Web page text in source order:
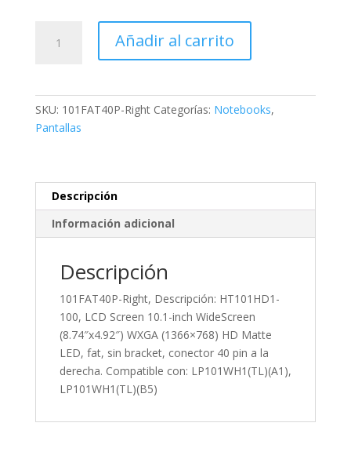
Right,
WideScreen
(8.74"x4.92")
WXGA
Matte
bracket,
conector
a
Añadir al carrito
SKU: 101FAT40P-Right Categorías: Notebooks,
Pantallas
Descripción
Información adicional
Descripción
101FAT40P-Right, Descripción: HT101HD1-
100, LCD Screen 10.1-inch WideScreen
(8.74″x4.92″) WXGA (1366×768) HD Matte
LED, fat, sin bracket, conector 40 pin a la
derecha. Compatible con: LP101WH1(TL)(A1),
LP101WH1(TL)(B5)